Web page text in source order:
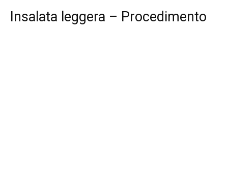
Insalata leggera – Procedimento